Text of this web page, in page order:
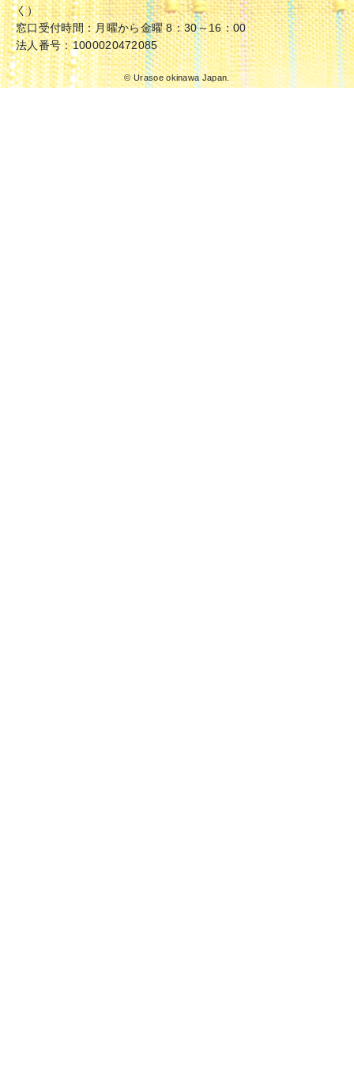
く）
窓口受付時間：月曜から金曜 8：30～16：00
法人番号：1000020472085
© Urasoe okinawa Japan.